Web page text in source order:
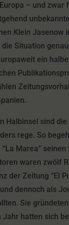
– und zwar
Klein Jasenow
Situation
ein
Halbinsel sind
rege. So
Marea”
waren zwölf
der Zeitung “El
dennoch als
Sie gründeten
Jahr hatten sich